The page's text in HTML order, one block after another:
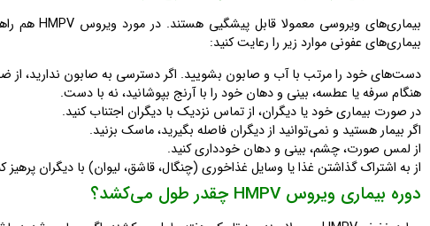
بیماری‌های عفونی موارد زیر را رعایت کنید:
دست‌های خود را مرتب با آب و صابون بشویید. اگر دسترسی به صابون ندارید، از
هنگام سرفه یا عطسه، بینی و دهان خود را با آرنج بپوشانید، نه با دست.
در صورت بیماری خود یا دیگران، از تماس نزدیک با دیگران اجتناب کنید.
اگر بیمار هستید و نمی‌توانید از دیگران فاصله بگیرید، ماسک بزنید.
از لمس صورت، چشم، بینی و دهان خودداری کنید.
از به اشتراک گذاشتن غذا یا وسایل غذاخوری (چنگال، قاشق، لیوان) با دیگران پرهیز
دوره بیماری ویروس HMPV چقدر طول می‌کشد؟